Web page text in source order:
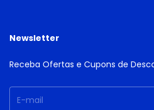
Newsletter
Receba Ofertas e Cupons de